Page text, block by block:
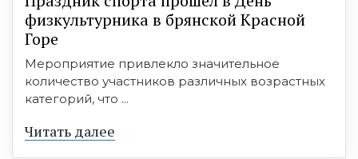
физкультурника в брянской Красной
Горе
Мероприятие привлекло значительное
количество участников различных возрастных
категорий, что ...
Читать далее